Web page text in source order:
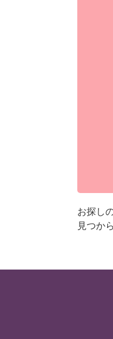
お探し
見つか